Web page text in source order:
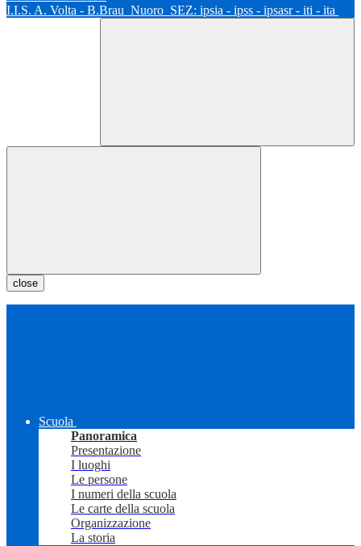
I.I.S. A. Volta - B.Brau Nuoro SEZ: ipsia - ipss - ipsasr - iti - ita
close
Scuola
Panoramica
Presentazione
I luoghi
Le persone
I numeri della scuola
Le carte della scuola
Organizzazione
La storia